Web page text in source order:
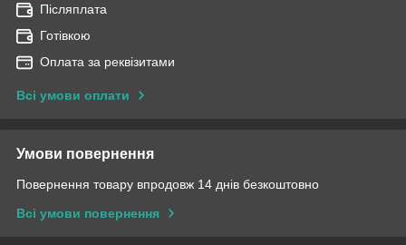
Післяплата
Готівкою
Оплата за реквізитами
Всі умови оплати
Умови повернення
Повернення товару впродовж 14 днів безкоштовно
Всі умови повернення